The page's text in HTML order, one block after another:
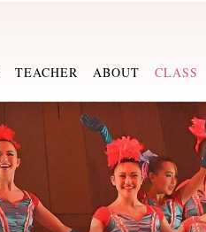
TEACHER ABOUT CLASS